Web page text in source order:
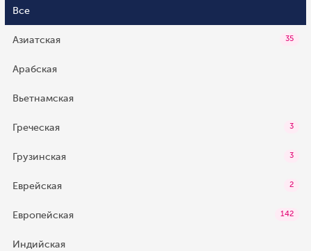
Все
Азиатская 35
Арабская
Вьетнамская
Греческая 3
Грузинская 3
Еврейская 2
Европейская 142
Индийская